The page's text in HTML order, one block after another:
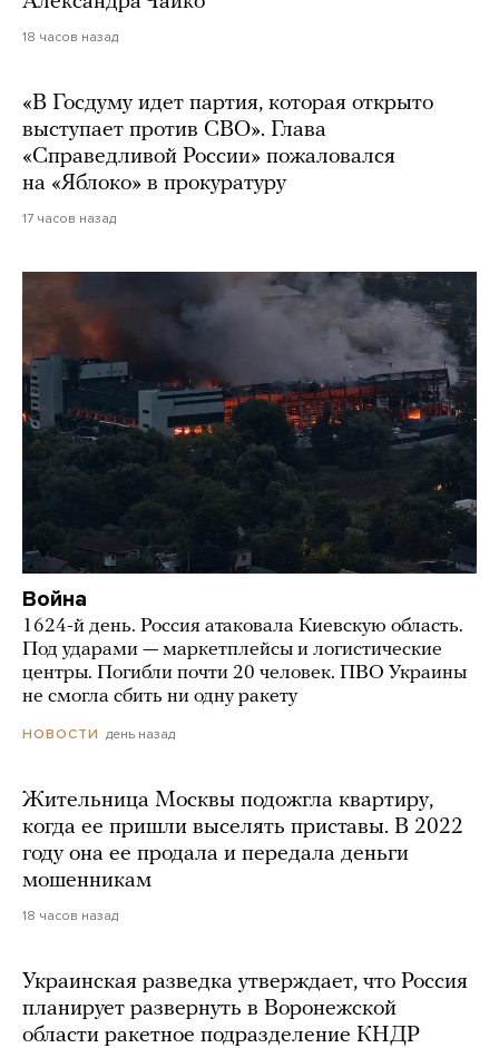
18 часов назад
«В Госдуму идет партия, которая открыто
выступает против СВО». Глава
«Справедливой России» пожаловался
на «Яблоко» в прокуратуру
17 часов назад
Война
1624-й день. Россия атаковала Киевскую область.
Под ударами — маркетплейсы и логистические
центры. Погибли почти 20 человек. ПВО Украины
не смогла сбить ни одну ракету
НОВОСТИ день назад
Жительница Москвы подожгла квартиру,
когда ее пришли выселять приставы. В 2022
году она ее продала и передала деньги
мошенникам
18 часов назад
Украинская разведка утверждает, что Россия
планирует развернуть в Воронежской
области ракетное подразделение КНДР